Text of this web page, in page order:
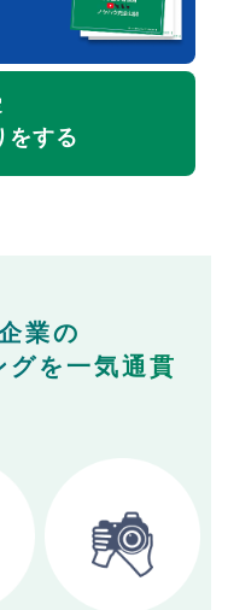
をする
業の
を一気通貫